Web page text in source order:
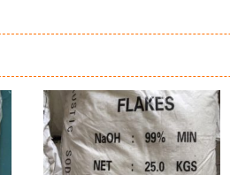
Add to
wishlist